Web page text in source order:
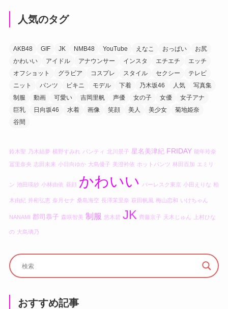
人気のタグ
AKB48 GIF JK NMB48 YouTube えなこ おっぱい
お尻
かわいい
アイドル アナウンサー インスタ エチエチ
エッチ
オフショット
グラビア コスプレ スタイル セクシー
テレビ
ニット
パンツ ビキニ モデル 下着 乃木坂46 人気
写真集
制服
動画 可愛い 吉岡里帆 声優 女の子 女優
女子アナ
巨乳
日向坂46 水着 画像 笑顔 美人 美少女
菊地姫奈
谷間
鈴木聖 乃木結夢 横野すみれ パンティ 北川景子 星名美津紀 FRIDAY 能年玲奈
冨里奈央 志田未来 小日向ゆか 大島優子 美澄衿依 ホットパンツ 林田百加 エミリ
ン 池田瑛紗 小林由依 昼顔 かわいい バーレスク東京 小田えりな 柏
木由紀 井桁弘恵 奈月セナ 桑島海空 長澤茉里奈 萩田帆風 梅山恋和 いけちゃん
NANAMI 郡司恭子 森咲智美 制服 悠木碧 JK 齊藤京子 天木じゅん 上村ひな
の 大島璃乃
おすすめ記事